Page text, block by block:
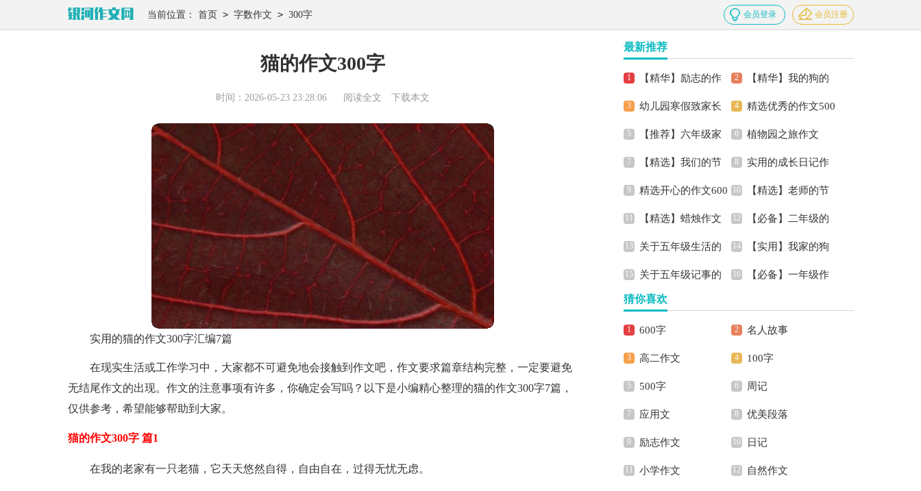
当前位置： 首页 > 字数作文 > 300字 会员登录 会员注册
猫的作文300字
时间：2026-05-23 23:28:06 阅读全文 下载本文
实用的猫的作文300字汇编7篇
在现实生活或工作学习中，大家都不可避免地会接触到作文吧，作文要求篇章结构完整，一定要避免
无结尾作文的出现。作文的注意事项有许多，你确定会写吗？以下是小编精心整理的猫的作文300字7篇，
仅供参考，希望能够帮助到大家。
猫的作文300字 篇1
在我的老家有一只老猫，它天天悠然自得，自由自在，过得无忧无虑。
最新推荐
【精华】励志的作
文锦集8篇
【精华】我的狗的
作文8篇
幼儿园寒假致家长
的一封信
精选优秀的作文500
字3篇
【推荐】六年级家
乡的风俗作文集锦六篇
植物园之旅作文
【精选】我们的节
日的作文四篇
实用的成长日记作
文3篇
精选开心的作文600
字4篇
【精选】老师的节
日作文三篇
【精选】蜡烛作文
600字四篇
【必备】二年级的
收获作文三篇
关于五年级生活的
作文汇总九篇
【实用】我家的狗
的作文4篇
关于五年级记事的
作文300字集锦八篇
【必备】一年级作
猜你喜欢
600字 名人故事
高二作文 100字
500字 周记
应用文 优美段落
励志作文 日记
小学作文 自然作文